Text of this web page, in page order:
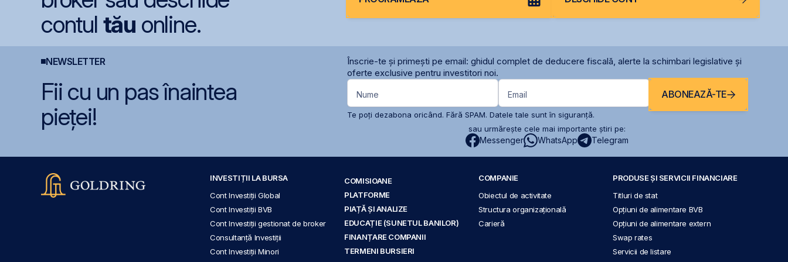
contul tău online.
NEWSLETTER
Înscrie-te și primești pe email: ghidul complet de deducere fiscală, alerte la schimbari legislative și
oferte exclusive pentru investitori noi.
Fii cu un pas înaintea
pieței!
Nume Email ABONEAZĂ-TE
Te poți dezabona oricând. Fără SPAM. Datele tale sunt în siguranță.
sau urmărește cele mai importante știri pe:
Messenger WhatsApp Telegram
INVESTIȚII LA BURSA
Cont Investiții Global
Cont Investiții BVB
Cont Investiții gestionat de broker
Consultanță Investiții
Cont Investiții Minori
COMISIOANE
PLATFORME
PIAȚĂ ȘI ANALIZE
EDUCAȚIE (SUNETUL BANILOR)
FINANȚARE COMPANII
TERMENI BURSIERI
COMPANIE
Obiectul de activitate
Structura organizațională
Carieră
PRODUSE ȘI SERVICII FINANCIARE
Titluri de stat
Opțiuni de alimentare BVB
Opțiuni de alimentare extern
Swap rates
Servicii de listare